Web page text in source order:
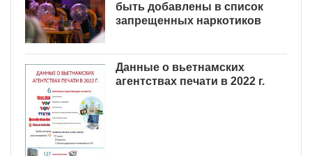
быть добавлены в список
запрещенных наркотиков
Данные о вьетнамских
агентствах печати в 2022 г.